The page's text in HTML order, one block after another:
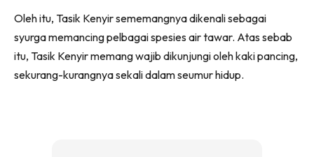
Oleh itu, Tasik Kenyir sememangnya dikenali sebagai
syurga memancing pelbagai spesies air tawar. Atas sebab
itu, Tasik Kenyir memang wajib dikunjungi oleh kaki pancing,
sekurang-kurangnya sekali dalam seumur hidup.